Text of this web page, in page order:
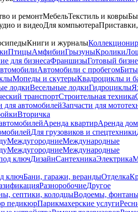
и ремонтМебельТекстиль и ковры
и видеоДля компьютера
Книги и журналы
ПтицыАмфибииГрызуныКролики
для бизнесаФраншизыГотовый
Автомобили с пробегом
Мопеды и скутерыКвадроциклы и
лодкиВесельные лодкиГидроциклы
транспортСтроительная техника
для автомобилейЗапчасти для
Вторичка
Аренда квартирАренда
Для грузовиков и спецтехники
МеждугородниеМеждународные
МеждугородниеМеждународные
ключДизайнСантехникаЭлектрика
ключБани, гаражи, верандыОтделка
РазноробочиеДругое
септики, колодцыВодоемы,
педикюрПарикмахерские услуги